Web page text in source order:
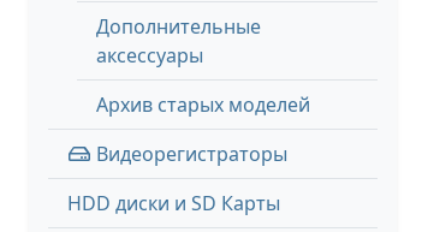
Дополнительные
аксессуары
Архив старых моделей
Видеорегистраторы
HDD диски и SD Карты